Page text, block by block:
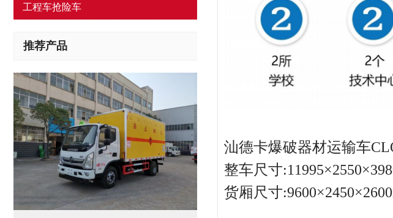
工程车抢险车
推荐产品
汕德卡爆破器材运输车
整车尺寸
货厢尺寸